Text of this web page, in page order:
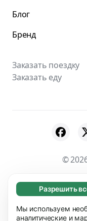
Эти файлы
могли
Узнать больше
Разрешить
Мы используем
аналитические и
Блог
Бренд
Заказать поездку
Заказать еду
©
Поставщики